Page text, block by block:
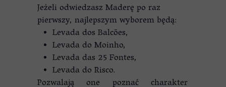
Jeżeli odwiedzasz Maderę po raz
pierwszy, najlepszym wyborem będą:
Levada dos Balcões,
Levada do Moinho,
Levada das 25 Fontes,
Levada do Risco.
Pozwalają one poznać charakter